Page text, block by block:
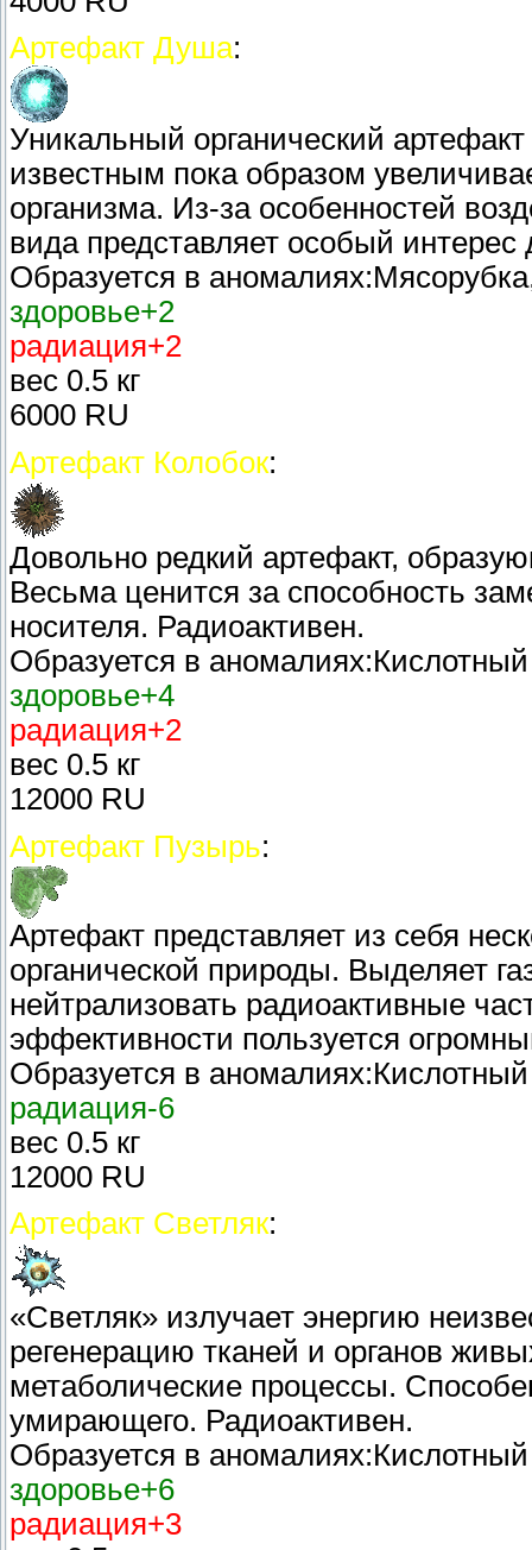
Артефакт Душа:
Уникальный органический
известным пока образом
организма. Из-за особенностей
вида представляет особый
Образуется в
здоровье+2
радиация+2
вес 0.5 кг
6000 RU
Артефакт Колобок:
Довольно редкий артефакт,
Весьма ценится за способность
носителя. Радиоактивен.
Образуется в
здоровье+4
радиация+2
вес 0.5 кг
12000 RU
Артефакт Пузырь:
Артефакт представляет из себя
органической природы. Выделяет
нейтрализовать радиоактивные
эффективности пользуется
Образуется в
радиация-6
вес 0.5 кг
12000 RU
Артефакт Светляк:
«Светляк» излучает энергию
регенерацию тканей и органов
метаболические процессы.
умирающего. Радиоактивен.
Образуется в
здоровье+6
радиация+3